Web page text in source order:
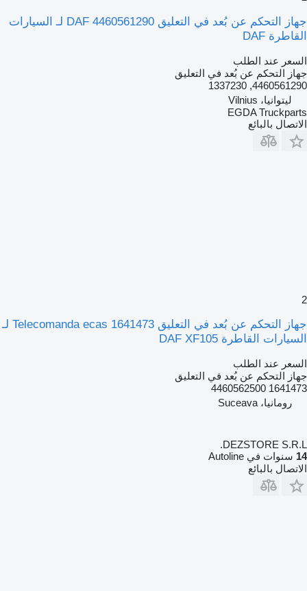
جهاز التحكم عن بُعد في التعليق DAF 4460561290 لـ السيارات
القاطرة DAF
السعر عند الطلب
جهاز التحكم عن بُعد في التعليق
4460561290, 1337230
ليتوانيا، Vilnius
EGDA Truckparts
الاتصال بالبائع
2
جهاز التحكم عن بُعد في التعليق Telecomanda ecas 1641473 لـ
السيارات القاطرة DAF XF105
السعر عند الطلب
جهاز التحكم عن بُعد في التعليق
1641473 4460562500
رومانيا، Suceava
DEZSTORE S.R.L.
14 سنوات في Autoline
الاتصال بالبائع